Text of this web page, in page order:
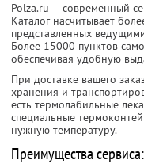
Polza.ru — современный
Каталог насчитывает
представленных
Более 15000 пунктов
обеспечивая удобную
При доставке вашего
хранения и
есть термолабильные
специальные
нужную температуру.
Преимущества сервиса: